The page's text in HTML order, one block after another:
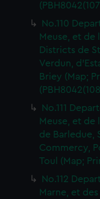
No.110
Meuse, et de
Districts de
Verdun,
Briey (Map;
No.111
Meuse, et de
de Barledue,
Commercy,
Toul (Map;
No.112
Marne, et